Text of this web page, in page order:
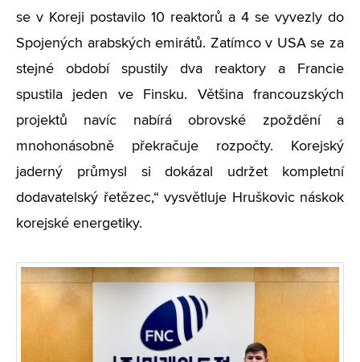
se v Koreji postavilo 10 reaktorů a 4 se vyvezly do
Spojených arabských emirátů. Zatímco v USA se za
stejné období spustily dva reaktory a Francie
spustila jeden ve Finsku. Většina francouzských
projektů navíc nabírá obrovské zpoždění a
mnohonásobně překračuje rozpočty. Korejský
jaderný průmysl si dokázal udržet kompletní
dodavatelský řetězec,“ vysvětluje Hruškovic náskok
korejské energetiky.